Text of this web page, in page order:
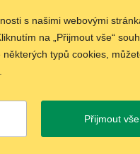
rada
s našimi webovými
na „Přijmout vše“
typů cookies,
Přijmout vše